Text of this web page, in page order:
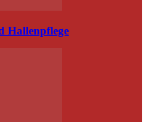
Hallenpflege